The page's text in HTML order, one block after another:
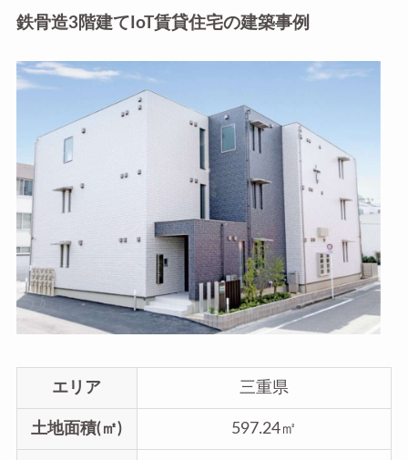
鉄骨造3階建てIoT賃貸住宅の建築事例
エリア 三重県
土地面積(㎡) 597.24㎡